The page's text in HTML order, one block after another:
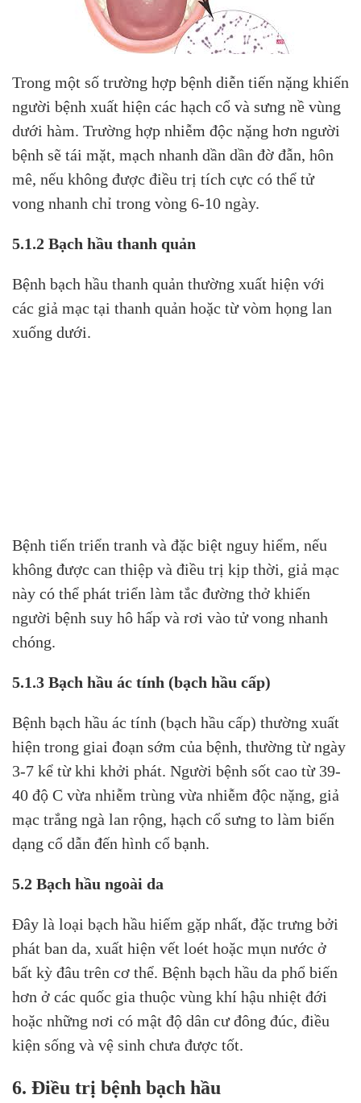
Trong một số trường hợp bệnh diễn tiến nặng khiến
người bệnh xuất hiện các hạch cổ và sưng nề vùng
dưới hàm. Trường hợp nhiễm độc nặng hơn người
bệnh sẽ tái mặt, mạch nhanh dần dần đờ đẫn, hôn
mê, nếu không được điều trị tích cực có thể tử
vong nhanh chỉ trong vòng 6-10 ngày.
5.1.2 Bạch hầu thanh quản
Bệnh bạch hầu thanh quản thường xuất hiện với
các giả mạc tại thanh quản hoặc từ vòm họng lan
xuống dưới.
Bệnh tiến triển tranh và đặc biệt nguy hiểm, nếu
không được can thiệp và điều trị kịp thời, giả mạc
này có thể phát triển làm tắc đường thở khiến
người bệnh suy hô hấp và rơi vào tử vong nhanh
chóng.
5.1.3 Bạch hầu ác tính (bạch hầu cấp)
Bệnh bạch hầu ác tính (bạch hầu cấp) thường xuất
hiện trong giai đoạn sớm của bệnh, thường từ ngày
3-7 kể từ khi khởi phát. Người bệnh sốt cao từ 39-
40 độ C vừa nhiễm trùng vừa nhiễm độc nặng, giả
mạc trắng ngà lan rộng, hạch cổ sưng to làm biến
dạng cổ dẫn đến hình cổ bạnh.
5.2 Bạch hầu ngoài da
Đây là loại bạch hầu hiếm gặp nhất, đặc trưng bởi
phát ban da, xuất hiện vết loét hoặc mụn nước ở
bất kỳ đâu trên cơ thể. Bệnh bạch hầu da phổ biến
hơn ở các quốc gia thuộc vùng khí hậu nhiệt đới
hoặc những nơi có mật độ dân cư đông đúc, điều
kiện sống và vệ sinh chưa được tốt.
6. Điều trị bệnh bạch hầu